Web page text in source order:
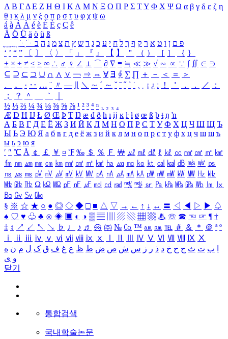
Α Β ΓΔ Ε Ζ Η Θ Ι ΚΛ Μ Ν Ξ Ο Π Ρ Σ ΤΥ Φ Χ Ψ Ω α β γ δ ε ζ η
θ ι κ λ μ ν ξ ο π ρ σ τ υ φ χ ψ ω
á à Á À é è É È ç Ç ê
Ä Ö Ü ä ö ü ß
ִֶֹ ֻּ ׁׂ פ ם ן ו ט א ר ק ף ך ל ח י ע כ ג ד ש ץ ת צ מ נ ה ב
‘ ’ “ ” 〔 〕 〈 〉 「 」 『 』 【 】 ＂ （ ） ［ ］ ｛ ｝
± × ÷ ≠ ≤ ≥ ∞ ∴ ♂ ♀ ∠ ⊥ ⌒ ∂ ∇ ≡ ≒ ≪ ≫ √ ∽ ∝ ∵ ∫ ∬ ∈ ∋
⊆ ⊇ ⊂ ⊃ ∪ ∩ ∧ ∨ ￢ ⇒ ⇔ ∀ ∃ ∮ ∑ ∏ ＋ － ＜ ＝
＞
、
。 · ‥ … ¨ 〃 ― ＼ ∼ ´ ～ ˇ ˘ ˝ ˚ ˙ ¸ ¡ ¿ ː ！ ＇ ， ． ／
：
；
？ ＾ ｀
½ ⅓ ⅔ ¼ ¾ ⅛ ⅜ ⅝ ⅞ ¹ ² ³ ⁴ ⁿ ₁ ₂ ₃ ₄
Æ Ð Ħ Ĳ Ł Ø Œ Þ Ŧ Ŋ æ đ ð ħ ı ĳ ĸ ŀ ł ø œ ß þ ŧ ŋ ŉ
А Б В Г Д Е Ё Ж З И Й К Л М Н О П Р С Т У Ф Х Ц Ч Ш Щ Ъ
Ы Ь Э Ю Я а б в г д е ё ж з и й к л м н о п р с т у ф х ц ч ш щ ъ
ы ь э ю я
′ ″ ℃ Å ￠ ￡ ￥ ¤ ℉ ‰ ＄ ％ Ｆ ￦ ㎕ ㎖ ㎗ ℓ ㎘ ㏄ ㎣ ㎤ ㎥ ㎦
㎙ ㎚ ㎛ ㎜ ㎝ ㎞ ㎟ ㎠ ㎡ ㎢ ㏊ ㎍ ㎎ ㎏ ㏏ ㎈ ㎉ ㏈ ㎧ ㎨ ㎰
㎱ ㎲ ㎳ ㎴ ㎵ ㎶ ㎷ ㎸ ㎹ ㎀ ㎁ ㎂ ㎃ ㎄ ㎺ ㎻ ㎽ ㎾ ㎿ ㎐ ㎑
㎒ ㎓ ㎔ Ω ㏀ ㏁ ㎊ ㎋ ㎌ ㏖ ㏅ ㎭ ㎮ ㎯ ㏛ ㎩ ㎪ ㎫ ㎬ ㏝ ㏐
㏓
㏃ ㏉ ㏜ ㏆
§ ※ ☆ ★ ○ ● ◎ ◇ ◆ □ ■ △ ▽ → ← ↑ ↓ ↔ 〓 ◁ ◀ ▷ ▶ ♤
♠ ♡ ♥ ♧ ♣ ⊙ ◈ ▣ ◐ ◑ ▒ ▤ ▨ ▧ ▦ ▩ ♨ ☏ ☎ ☜ ☞ ¶ †
‡ ↕ ↗ ↙ ↖ ↘ ♭ ♩ ♪ ♬ ㉿ ㈜ № ㏇ ™ ㏂ ㏘ ℡ ＃ ＆ ＊ ＠ ª º
ⅰ
ⅱ ⅲ ⅳ ⅴ ⅵ ⅶ ⅷ ⅸ ⅹ Ⅳ Ⅴ Ⅵ Ⅶ Ⅷ Ⅸ Ⅹ
ب ت ث ج ح خ د ذ ر ز س ش ص ض ط ظ ع غ ف ق ک ل م ن ه
و ی
닫기
통합검색
국내학술논문